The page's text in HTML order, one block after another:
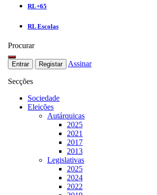
RL+65
RL Escolas
Procurar
Entrar Registar Assinar
Secções
Sociedade
Eleições
Autárquicas
2025
2021
2017
2013
Legislativas
2025
2024
2022